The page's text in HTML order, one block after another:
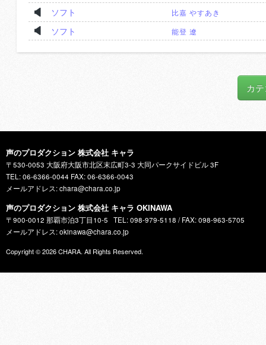
ソフト 比嘉 やすあき
ソフト 能登 遼
カ
声のプロダクション 株式会社 キャラ
〒530-0053 大阪府大阪市北区末広町3-3 大同パークサイドビル 3F
TEL: 06-6366-0044 FAX: 06-6366-0043
メールアドレス: chara@chara.co.jp
声のプロダクション 株式会社 キャラ OKINAWA
〒900-0012 那覇市泊3丁目10-5
TEL: 098-979-5118 / FAX: 098-963-5705
メールアドレス: okinawa@chara.co.jp
Copyright © 2026CHARA. All Rights Reserved.